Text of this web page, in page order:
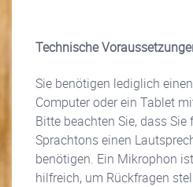
Technische
Sie benötigen lediglich
Computer oder ein Tablet
Bitte beachten Sie, dass
Sprachtons einen
benötigen. Ein Mikrophon
hilfreich, um Rückfragen